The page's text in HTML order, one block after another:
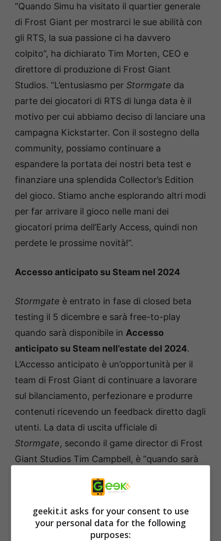
“Quando Simu ha visitato il quartier generale
di Frost Giant per mostrarci le sue abilità con
gli RTS, la sua passione ci ha davvero
colpito”, ha dichiarato Tim Morten, CEO e
direttore di produzione di Frost Giant
Studios. “L’entusiasmo per Stormgate da
parte dei giocatori di RTS di lunga data è il
motivo per cui abbiamo deciso di lanciare una
campagna Kickstarter. Con il sostegno della
community, possiamo continuare a
espandere la portata dei nostri beta test e
finanziare una splendida Collector’s Edition
del gioco. Stiamo anche esplorando altri modi
per far arrivare il gioco nelle mani dei
giocatori prima dell’Early Access, quindi non
perdete le prossime novità!”.
Accesso anticipato su Steam nel 2024
Stormgate è entrato in fase di closed beta
testing il 5 dicembre e sarà free-to-play
quando sarà disponibile in Accesso
anticipato su Steam nell’estate del 2024.
L’Accesso anticipato è un’opportunità per il
team di Frost Giant di continuare a lavorare
sul bilanciamento, perfezionare e produrre
contenuti ricevendo un feedback diretto dagli
utenti. La data di uscita ufficiale di
Stormgate, secondo il game director di Frost
Giant Studios Tim Campbell, è “quando sarà
geekit.it asks for your consent to use
your personal data for the following
purposes: